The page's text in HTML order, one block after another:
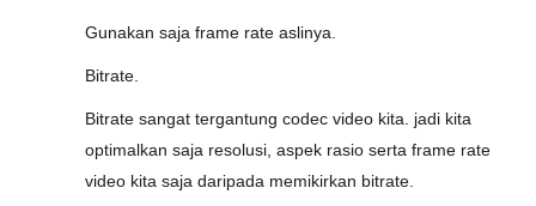
Gunakan saja frame rate aslinya.
Bitrate.
Bitrate sangat tergantung codec video kita. jadi kita
optimalkan saja resolusi, aspek rasio serta frame rate
video kita saja daripada memikirkan bitrate.